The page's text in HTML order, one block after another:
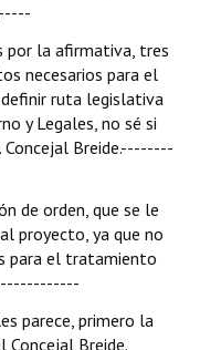
por la afirmativa, tres
necesarios para el
ruta legislativa
y Legales, no sé si
Breide.--------
de orden, que se le
proyecto, ya que no
para el tratamiento
parece, primero la
Breide.